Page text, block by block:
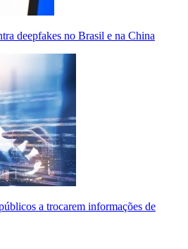
deepfakes no Brasil e na China
a trocarem informações de